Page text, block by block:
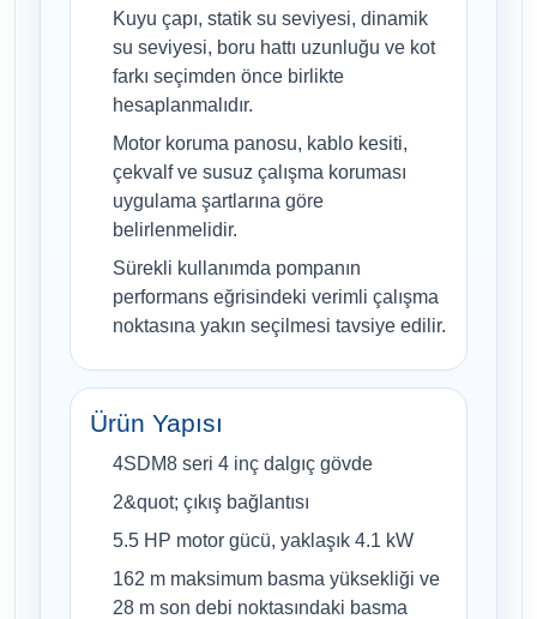
Kuyu çapı, statik su seviyesi, dinamik
su seviyesi, boru hattı uzunluğu ve kot
farkı seçimden önce birlikte
hesaplanmalıdır.
Motor koruma panosu, kablo kesiti,
çekvalf ve susuz çalışma koruması
uygulama şartlarına göre
belirlenmelidir.
Sürekli kullanımda pompanın
performans eğrisindeki verimli çalışma
noktasına yakın seçilmesi tavsiye edilir.
Ürün Yapısı
4SDM8 seri 4 inç dalgıç gövde
2&quot; çıkış bağlantısı
5.5 HP motor gücü, yaklaşık 4.1 kW
162 m maksimum basma yüksekliği ve
28 m son debi noktasındaki basma